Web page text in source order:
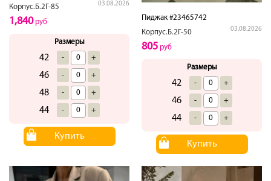
Корпус.Б.2Г-85
03.08.2026
1,840руб
Размеры
42 - +
46 - +
48 - +
44 - +
Купить
Пиджак #23465742
Корпус.Б.2Г-50
03.08.2026
805 руб
Размеры
42 - +
46 - +
44 - +
Купить